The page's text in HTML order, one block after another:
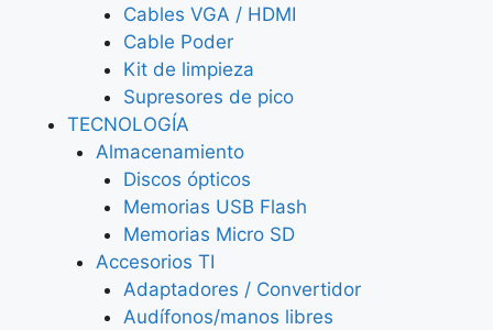
Cables VGA / HDMI
Cable Poder
Kit de limpieza
Supresores de pico
TECNOLOGÍA
Almacenamiento
Discos ópticos
Memorias USB Flash
Memorias Micro SD
Accesorios TI
Adaptadores / Convertidor
Audífonos/manos libres